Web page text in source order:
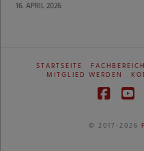
16. APRIL 2026
STARTSEITE
MITGLIED WERDEN
© 2017-2026